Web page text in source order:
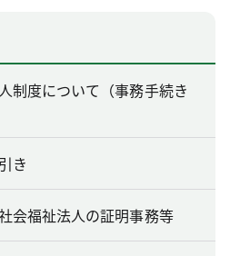
制度について（事務手続き
き
会福祉法人の証明事務等